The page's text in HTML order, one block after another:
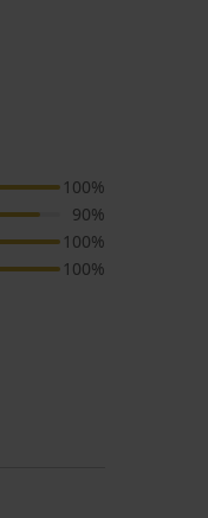
100%
90%
100%
100%